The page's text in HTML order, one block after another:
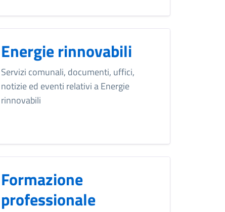
Energie rinnovabili
Servizi comunali, documenti, uffici,
notizie ed eventi relativi a Energie
rinnovabili
Formazione
professionale